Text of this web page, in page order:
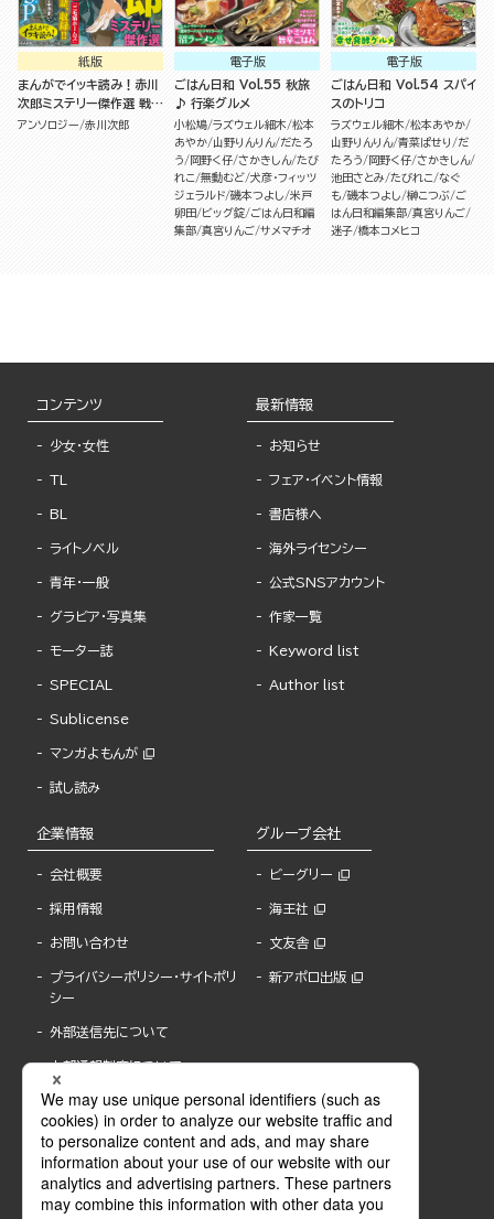
紙版
まんがでイッキ読み！赤川
次郎ミステリー傑作選 戦
慄！霊感ミステリーSP
アンソロジー 赤川次郎
電子版
ごはん日和 Vol.55 秋旅
♪ 行楽グルメ
小松鳩 ラズウェル細木 松本
あやか 山野りんりん だたろ
う
岡野く仔 さかきしん たび
れこ 無動むど 犬彦・フィッツ
ジェラルド 磯本つよし 米戸
卵田
ビッグ錠 ごはん日和編
集部 真宮りんご サメマチオ
電子版
ごはん日和 Vol.54 スパイ
スのトリコ
ラズウェル細木 松本あやか
山野りんりん 青菜ぱせり
だ
たろう
岡野く仔 さかきしん
池田さとみ たびれこ なぐ
も 磯本つよし 榊こつぶ ご
はん日和編集部 真宮りんご
迷子 橋本コメヒコ
コンテンツ
少女・女性
TL
BL
ライトノベル
青年・一般
グラビア・写真集
モーター誌
SPECIAL
Sublicense
マンガよもんが
試し読み
最新情報
お知らせ
フェア・イベント情報
書店様へ
海外ライセンシー
公式SNSアカウント
作家一覧
Keyword list
Author list
企業情報
会社概要
採用情報
お問い合わせ
プライバシーポリシー・サイトポリ
シー
外部送信先について
内部通報制度について
グループ会社
ビーグリー
海王社
文友舎
新アポロ出版